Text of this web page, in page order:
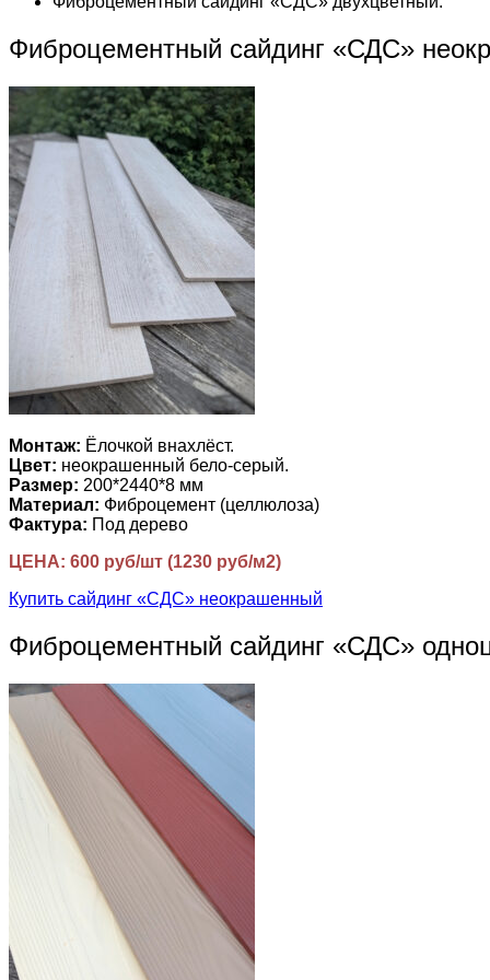
Фиброцементный сайдинг «СДС»
Монтаж: Ёлочкой внахлёст.
Цвет: неокрашенный бело-серый.
Размер: 200*2440*8 мм
Материал: Фиброцемент (целлюлоза)
Фактура: Под дерево
ЦЕНА: 600 руб/шт (1230 руб/м2)
Купить сайдинг «СДС» неокрашенный
Фиброцементный сайдинг «СДС»